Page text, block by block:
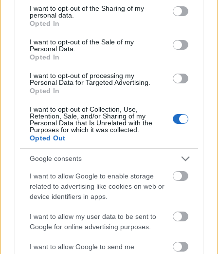
not limited to your visit or usage behaviour. You may click to
grant or deny consent to Google and its third-party tags to
use your data for below specified purposes in below Google
consent section.
I want to opt-out of the Sharing of my
personal data.
Opted In
I want to opt-out of the Sale of my
Personal Data.
Opted In
I want to opt-out of processing my
Personal Data for Targeted Advertising.
Opted In
I want to opt-out of Collection, Use,
Retention, Sale, and/or Sharing of my
Personal Data that Is Unrelated with the
Purposes for which it was collected.
Opted Out
Google consents
I want to allow Google to enable storage
related to advertising like cookies on web or
device identifiers in apps.
I want to allow my user data to be sent to
Google for online advertising purposes.
I want to allow Google to send me